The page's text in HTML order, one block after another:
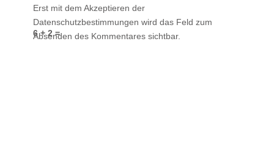
6 + 2 =
Erst mit dem Akzeptieren der
Datenschutzbestimmungen wird das Feld zum
Absenden des Kommentares sichtbar.